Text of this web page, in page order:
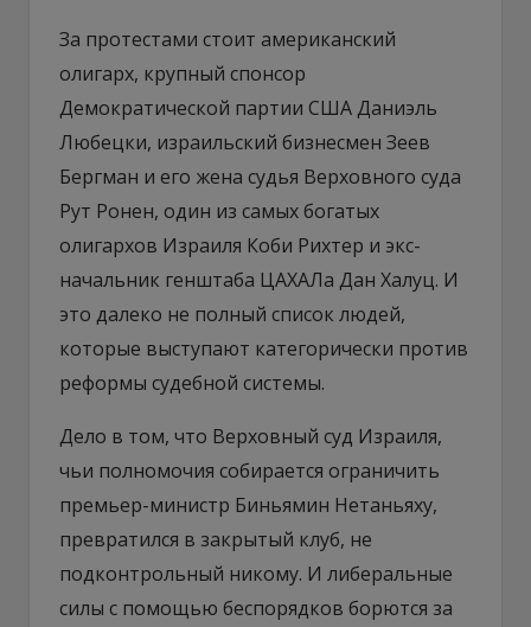
За протестами стоит американский
олигарх, крупный спонсор
Демократической партии США Даниэль
Любецки, израильский бизнесмен Зеев
Бергман и его жена судья Верховного суда
Рут Ронен, один из самых богатых
олигархов Израиля Коби Рихтер и экс-
начальник генштаба ЦАХАЛа Дан Халуц. И
это далеко не полный список людей,
которые выступают категорически против
реформы судебной системы.
Дело в том, что Верховный суд Израиля,
чьи полномочия собирается ограничить
премьер-министр Биньямин Нетаньяху,
превратился в закрытый клуб, не
подконтрольный никому. И либеральные
силы с помощью беспорядков борются за